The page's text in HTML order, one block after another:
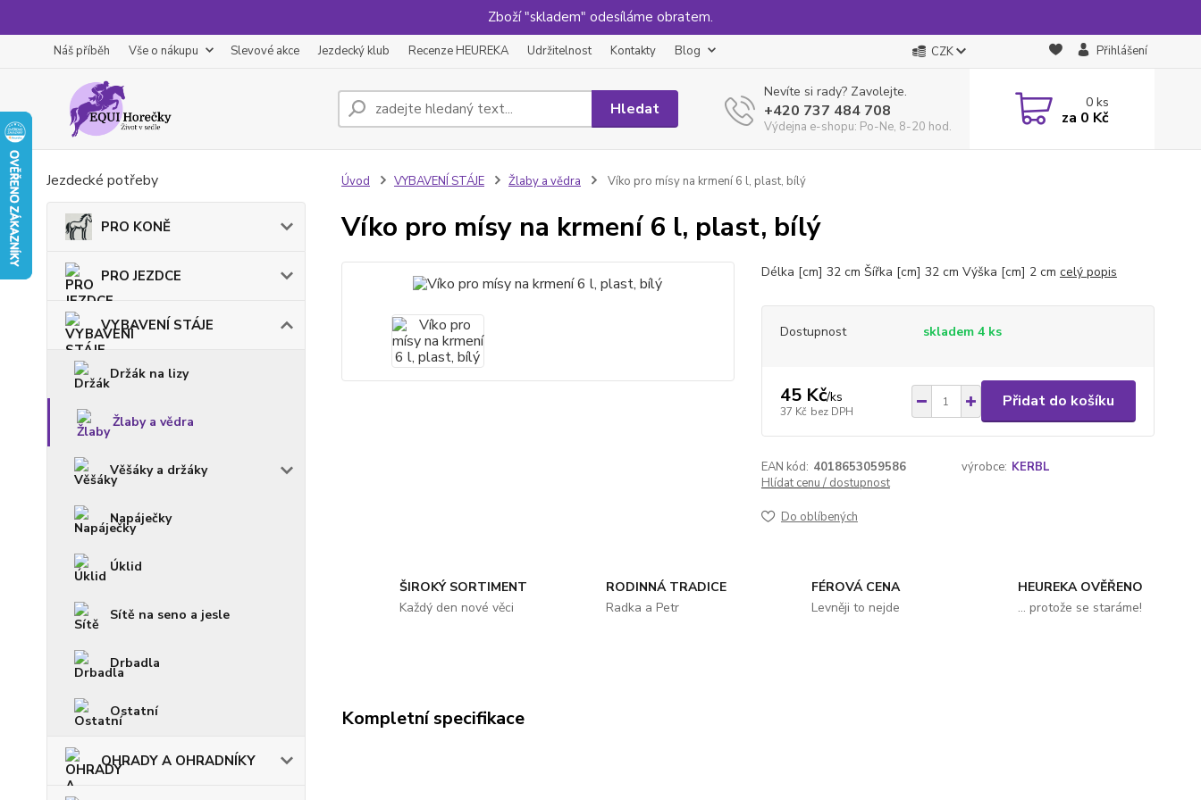
Zboží "skladem" odesíláme obratem.
Náš příběh Vše o nákupu Slevové akce Jezdecký klub Recenze HEUREKA Udržitelnost Kontakty Blog CZK Přihlášení
Hledat
Nevíte si rady? Zavolejte.
+420 737 484 708
Výdejna e-shopu: Po-Ne, 8-20 hod.
0ks
za 0 Kč
Jezdecké potřeby
PRO KONĚ
PRO JEZDCE
VYBAVENÍ STÁJE
Držák na lizy
Žlaby a vědra
Věšáky a držáky
Napáječky
Úklid
Sítě na seno a jesle
Drbadla
Ostatní
OHRADY A OHRADNÍKY
Úvod VYBAVENÍ STÁJE Žlaby a vědra Víko pro mísy na krmení 6 l, plast, bílý
Víko pro mísy na krmení 6 l, plast, bílý
Délka [cm] 32 cm Šířka [cm] 32 cm Výška [cm] 2 cm celý popis
Dostupnost skladem 4 ks
45 Kč/ks
37 Kč bez DPH
Přidat do košíku
EAN kód: 4018653059586 výrobce: KERBL
Hlídat cenu / dostupnost
Do oblíbených
ŠIROKÝ SORTIMENT
Každý den nové věci
RODINNÁ TRADICE
Radka a Petr
FÉROVÁ CENA
Levněji to nejde
HEUREKA OVĚŘENO
... protože se staráme!
Kompletní specifikace